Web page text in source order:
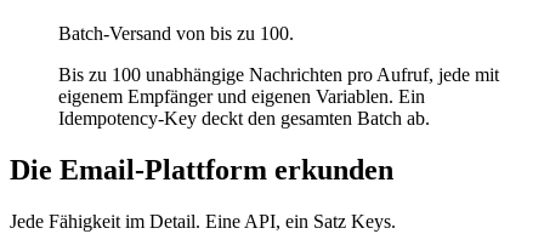
Batch-Versand von bis zu 100.
Bis zu 100 unabhängige Nachrichten pro Aufruf, jede mit
eigenem Empfänger und eigenen Variablen. Ein
Idempotency-Key deckt den gesamten Batch ab.
Die Email-Plattform erkunden
Jede Fähigkeit im Detail. Eine API, ein Satz Keys.